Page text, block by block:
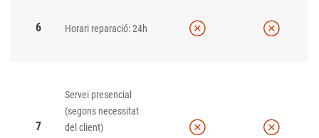
6 Horari reparació: 24h
7
Servei presencial
(segons necessitat
del client)